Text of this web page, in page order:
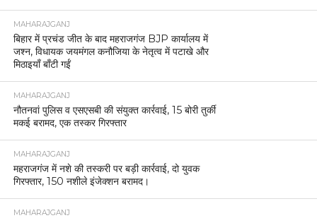
MAHARAJGANJ
बिहार में प्रचंड जीत के बाद महराजगंज BJP कार्यालय में
जश्न, विधायक जयमंगल कनौजिया के नेतृत्व में पटाखे और
मिठाइयाँ बाँटी गईं
MAHARAJGANJ
नौतनवां पुलिस व एसएसबी की संयुक्त कार्रवाई, 15 बोरी तुर्की
मकई बरामद, एक तस्कर गिरफ्तार
MAHARAJGANJ
महराजगंज में नशे की तस्करी पर बड़ी कार्रवाई, दो युवक
गिरफ्तार, 150 नशीले इंजेक्शन बरामद।
MAHARAJGANJ